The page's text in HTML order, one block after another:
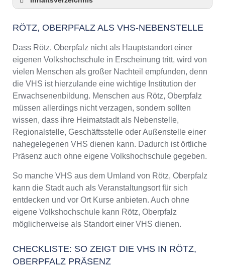
Checkliste: So zeigt die VHS in Rötz,
3 Tipps für Interessierte aus Rötz, Oberpfalz an
VHS-Kursen
VHS Rötz, Oberpfalz Kurse und Umgebung
VHS Rötz, Oberpfalz – Öffnungszeiten und
Telefonnummer
Online-Kurse – Alternative Angebote zu einem
Kurs an der VHS
Top-Kurse an der Abendschule Rötz,
Oberpfalz
VHS Rötz, Oberpfalz Programm 2025 / 2026
RÖTZ, OBERPFALZ ALS VHS-NEBENSTELLE
Dass Rötz, Oberpfalz nicht als Hauptstandort einer
eigenen Volkshochschule in Erscheinung tritt, wird von
vielen Menschen als großer Nachteil empfunden, denn
die VHS ist hierzulande eine wichtige Institution der
Erwachsenenbildung. Menschen aus Rötz, Oberpfalz
müssen allerdings nicht verzagen, sondern sollten
wissen, dass ihre Heimatstadt als Nebenstelle,
Regionalstelle, Geschäftsstelle oder Außenstelle einer
nahegelegenen VHS dienen kann. Dadurch ist örtliche
Präsenz auch ohne eigene Volkshochschule gegeben.
So manche VHS aus dem Umland von Rötz, Oberpfalz
kann die Stadt auch als Veranstaltungsort für sich
entdecken und vor Ort Kurse anbieten. Auch ohne
eigene Volkshochschule kann Rötz, Oberpfalz
möglicherweise als Standort einer VHS dienen.
CHECKLISTE: SO ZEIGT DIE VHS IN RÖTZ,
OBERPFALZ PRÄSENZ